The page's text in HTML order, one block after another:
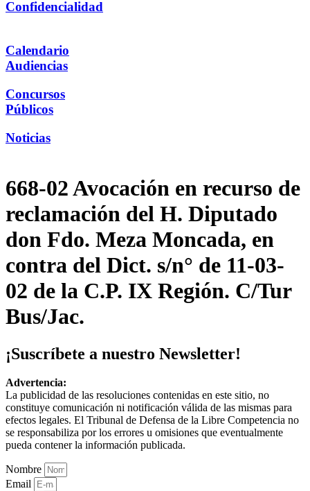
Confidencialidad
Calendario
Audiencias
Concursos
Públicos
Noticias
668-02 Avocación en recurso de
reclamación del H. Diputado
don Fdo. Meza Moncada, en
contra del Dict. s/n° de 11-03-
02 de la C.P. IX Región. C/Tur
Bus/Jac.
¡Suscríbete a nuestro Newsletter!
Advertencia:
La publicidad de las resoluciones contenidas en este sitio, no
constituye comunicación ni notificación válida de las mismas para
efectos legales. El Tribunal de Defensa de la Libre Competencia no
se responsabiliza por los errores u omisiones que eventualmente
pueda contener la información publicada.
Nombre
Email